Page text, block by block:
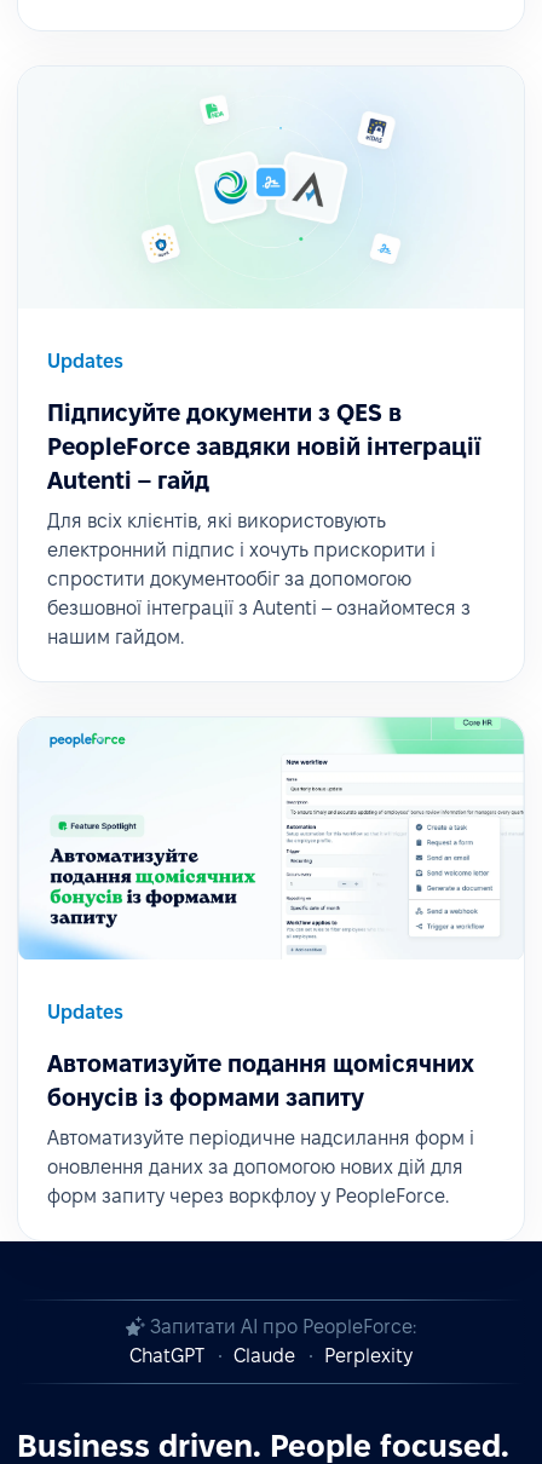
Updates
Підписуйте документи з QES в
PeopleForce завдяки новій інтеграції
Autenti – гайд
Для всіх клієнтів, які використовують
електронний підпис і хочуть прискорити і
спростити документообіг за допомогою
безшовної інтеграції з Autenti – ознайомтеся з
нашим гайдом.
Updates
Автоматизуйте подання щомісячних
бонусів із формами запиту
Автоматизуйте періодичне надсилання форм і
оновлення даних за допомогою нових дій для
форм запиту через воркфлоу у PeopleForce.
Запитати AI про PeopleForce:
ChatGPT
Claude Perplexity
Business driven. People focused.